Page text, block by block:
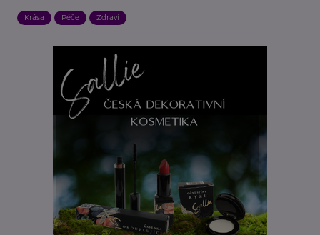
Krása Péče Zdraví